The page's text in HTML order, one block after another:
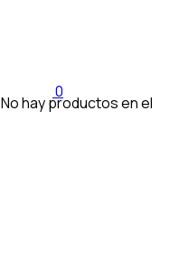
0
No hay productos en el